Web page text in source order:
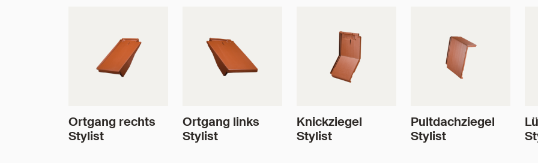
Ortgang rechts
Stylist
Ortgang links
Stylist
Knickziegel
Stylist
Pultdachziegel
Stylist